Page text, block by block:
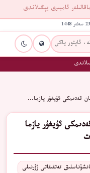
ئامبىرى يېڭىلاندى
قەدىمكى ئۇيغۇر يازما…
ئۇيغۇر يازما
تەتقىقاتى ژۇرنىلى